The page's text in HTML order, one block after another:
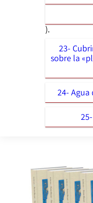
).
23-
sobre la
24-